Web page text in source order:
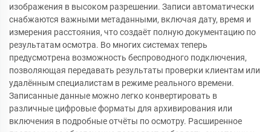
изображения в высоком разрешении. Записи автоматически
снабжаются важными метаданными, включая дату, время и
измерения расстояния, что создаёт полную документацию по
результатам осмотра. Во многих системах теперь
предусмотрена возможность беспроводного подключения,
позволяющая передавать результаты проверки клиентам или
удалённым специалистам в режиме реального времени.
Записанные данные можно легко конвертировать в
различные цифровые форматы для архивирования или
включения в подробные отчёты по осмотру. Расширенное